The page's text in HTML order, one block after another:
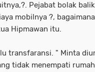
Pejabat bolak
mobilnya ?,
Hipmawan itu.
transfaransi. " Minta
tidak menempati